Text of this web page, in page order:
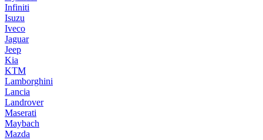
Infiniti
Isuzu
Iveco
Jaguar
Jeep
Kia
KTM
Lamborghini
Lancia
Landrover
Maserati
Maybach
Mazda